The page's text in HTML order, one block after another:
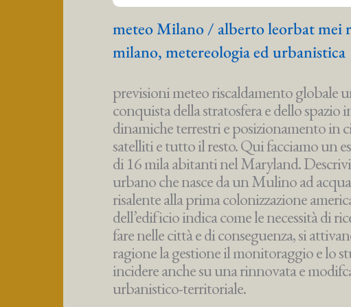
meteo Milano/alberto leorbat mei
milano,metereologia ed urbanistica
previsioni meteo riscaldamento globale
conquista della stratosfera e dello
dinamiche terrestri e posizionamento in
satelliti e tutto il resto. Qui facciamo un
di 16 mila abitanti nel Maryland.
urbano che nasce da un Mulino ad
risalente alla prima colonizzazione
dell’edificio indica come le necessità di
fare nelle città e di conseguenza, si
ragione la gestione il monitoraggio e lo
incidere anche su una rinnovata e
urbanistico-territoriale.